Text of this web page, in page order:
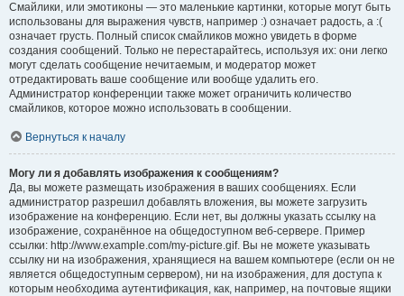
Смайлики, или эмотиконы — это маленькие картинки, которые могут быть
использованы для выражения чувств, например :) означает радость, а :(
означает грусть. Полный список смайликов можно увидеть в форме
создания сообщений. Только не перестарайтесь, используя их: они легко
могут сделать сообщение нечитаемым, и модератор может
отредактировать ваше сообщение или вообще удалить его.
Администратор конференции также может ограничить количество
смайликов, которое можно использовать в сообщении.
Вернуться к началу
Могу ли я добавлять изображения к сообщениям?
Да, вы можете размещать изображения в ваших сообщениях. Если
администратор разрешил добавлять вложения, вы можете загрузить
изображение на конференцию. Если нет, вы должны указать ссылку на
изображение, сохранённое на общедоступном веб-сервере. Пример
ссылки: http://www.example.com/my-picture.gif. Вы не можете указывать
ссылку ни на изображения, хранящиеся на вашем компьютере (если он не
является общедоступным сервером), ни на изображения, для доступа к
которым необходима аутентификация, как, например, на почтовые ящики